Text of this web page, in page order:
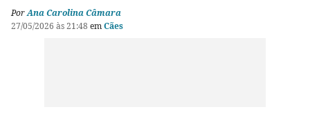
PorAna Carolina Câmara
27/05/2026 às 21:48 emCães